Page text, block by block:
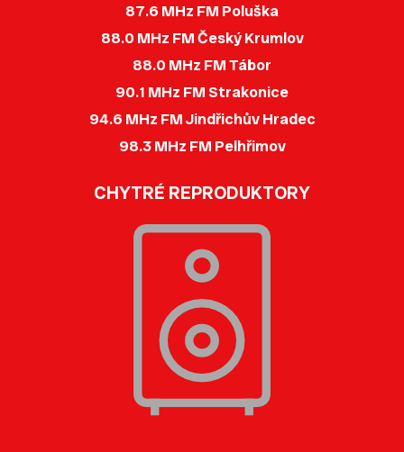
87.6 MHz FM Poluška
88.0 MHz FM Český Krumlov
88.0 MHz FM Tábor
90.1 MHz FM Strakonice
94.6 MHz FM Jindřichův Hradec
98.3 MHz FM Pelhřimov
CHYTRÉ REPRODUKTORY